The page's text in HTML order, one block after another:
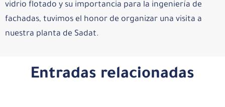
vidrio flotado y su importancia para la ingeniería de
fachadas, tuvimos el honor de organizar una visita a
nuestra planta de Sadat.
Entradas relacionadas